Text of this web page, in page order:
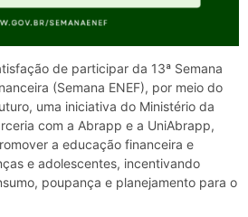
de participar da 13ª Semana
(Semana ENEF), por meio do
uma iniciativa do Ministério da
com a Abrapp e a UniAbrapp,
a educação financeira e
e adolescentes, incentivando
poupança e planejamento para o